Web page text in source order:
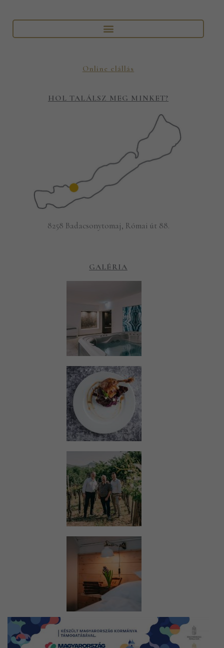
Online elállás
HOL TALÁLSZ MEG MINKET?
8258 Badacsonytomaj, Római út 88.
GALÉRIA